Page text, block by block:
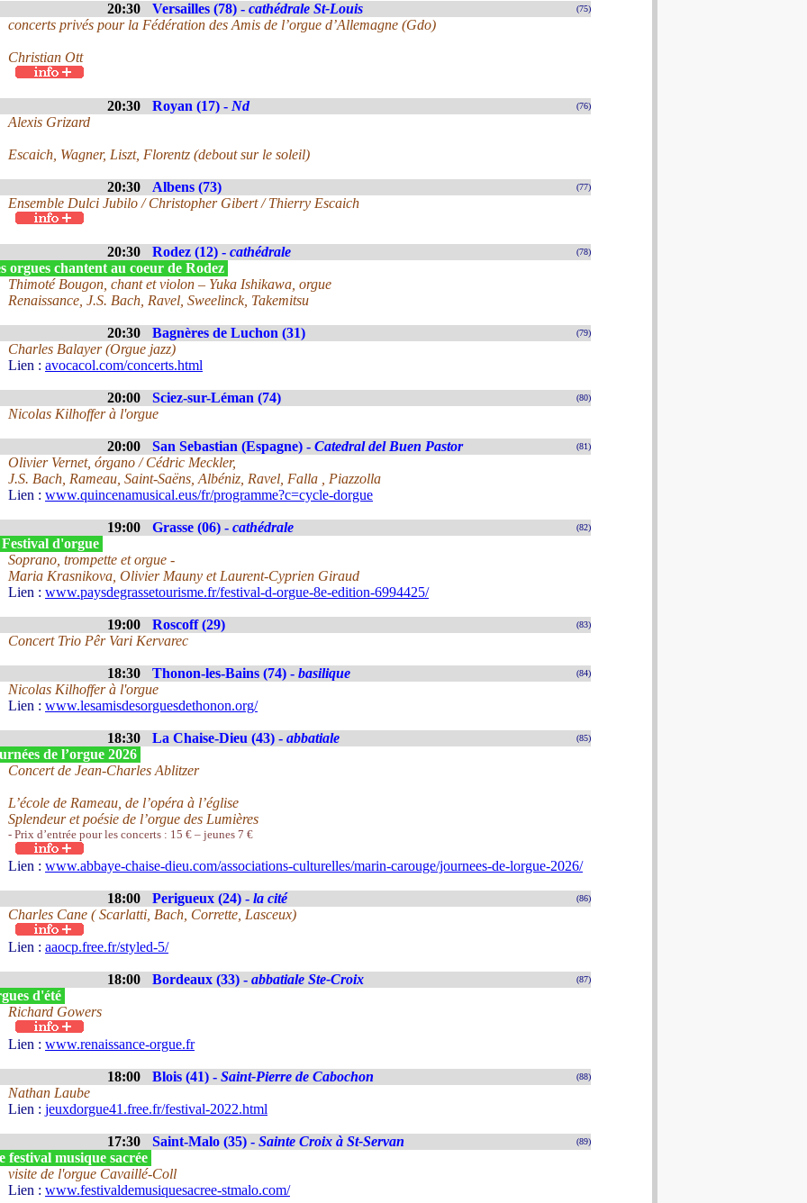
20:30 Versailles (78) - cathédrale St-Louis (75)
concerts privés pour la Fédération des Amis de l’orgue d’Allemagne (Gdo)
Christian Ott
20:30 Royan (17) - Nd (76)
Alexis Grizard
Escaich, Wagner, Liszt, Florentz (debout sur le soleil)
20:30 Albens (73) (77)
Ensemble Dulci Jubilo / Christopher Gibert / Thierry Escaich
20:30 Rodez (12) - cathédrale (78)
orgues chantent au coeur de Rodez
Thimoté Bougon, chant et violon – Yuka Ishikawa, orgue
Renaissance, J.S. Bach, Ravel, Sweelinck, Takemitsu
20:30 Bagnères de Luchon (31) (79)
Charles Balayer (Orgue jazz)
Lien : avocacol.com/concerts.html
20:00 Sciez-sur-Léman (74) (80)
Nicolas Kilhoffer à l'orgue
20:00 San Sebastian (Espagne) - Catedral del Buen Pastor (81)
Olivier Vernet, órgano / Cédric Meckler,
J.S. Bach, Rameau, Saint-Saëns, Albéniz, Ravel, Falla , Piazzolla
Lien : www.quincenamusical.eus/fr/programme?c=cycle-dorgue
19:00 Grasse (06) - cathédrale (82)
d'orgue
Soprano, trompette et orgue -
Maria Krasnikova, Olivier Mauny et Laurent-Cyprien Giraud
Lien : www.paysdegrassetourisme.fr/festival-d-orgue-8e-edition-6994425/
19:00 Roscoff (29) (83)
Concert Trio Pêr Vari Kervarec
18:30 Thonon-les-Bains (74) - basilique (84)
Nicolas Kilhoffer à l'orgue
Lien : www.lesamisdesorguesdethonon.org/
18:30 La Chaise-Dieu (43) - abbatiale (85)
de l’orgue 2026
Concert de Jean-Charles Ablitzer
L’école de Rameau, de l’opéra à l’église
Splendeur et poésie de l’orgue des Lumières
- Prix d’entrée pour les concerts : 15 € – jeunes 7 €
Lien : www.abbaye-chaise-dieu.com/associations-culturelles/marin-carouge/journees-de-lorgue-2026/
18:00 Perigueux (24) - la cité (86)
Charles Cane ( Scarlatti, Bach, Corrette, Lasceux)
Lien : aaocp.free.fr/styled-5/
18:00 Bordeaux (33) - abbatiale Ste-Croix (87)
d'été
Richard Gowers
Lien : www.renaissance-orgue.fr
18:00 Blois (41) - Saint-Pierre de Cabochon (88)
Nathan Laube
Lien : jeuxdorgue41.free.fr/festival-2022.html
17:30 Saint-Malo (35) - Sainte Croix à St-Servan (89)
festival musique sacrée
visite de l'orgue Cavaillé-Coll
Lien : www.festivaldemusiquesacree-stmalo.com/